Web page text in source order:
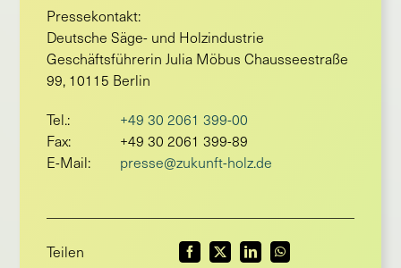
Pressekontakt:
Deutsche Säge- und Holzindustrie
Geschäftsführerin Julia Möbus Chausseestraße
99, 10115 Berlin
Tel.:
+49 30 2061 399-00
Fax:
+49 30 2061 399-89
E-Mail:
presse@zukunft-holz.de
Teilen